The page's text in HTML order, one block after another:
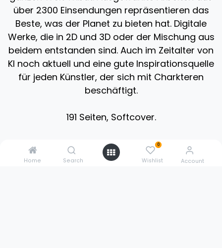
Home Search
0
Wishlist Account
über 2300 Einsendungen repräsentieren das
Beste, was der Planet zu bieten hat. Digitale
Werke, die in 2D und 3D oder der Mischung aus
beidem entstanden sind. Auch im Zeitalter von
KI noch aktuell und eine gute Inspirationsquelle
für jeden Künstler, der sich mit Charkteren
beschäftigt.
191 Seiten, Softcover.
4 Stück auf Lager.